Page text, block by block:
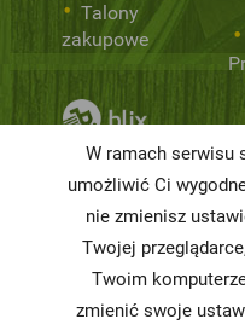
Talony
zakupowe
W ramach serwisu
umożliwić Ci
nie zmienisz
Twojej
Twoim
zmienić swoje